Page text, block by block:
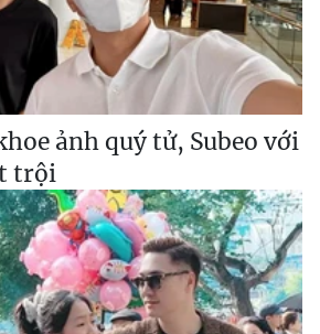
ảnh quý tử, Subeo với
trội